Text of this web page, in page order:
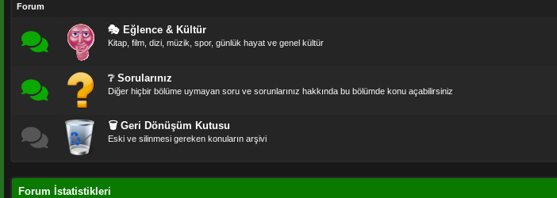
Forum
🎭 Eğlence & Kültür
Kitap, film, dizi, müzik, spor, günlük hayat ve genel kültür
❔ Sorularınız
Diğer hiçbir bölüme uymayan soru ve sorunlarınız hakkında bu bölümde konu açabilirsiniz
🗑 Geri Dönüşüm Kutusu
Eski ve silinmesi gereken konuların arşivi
Forum İstatistikleri